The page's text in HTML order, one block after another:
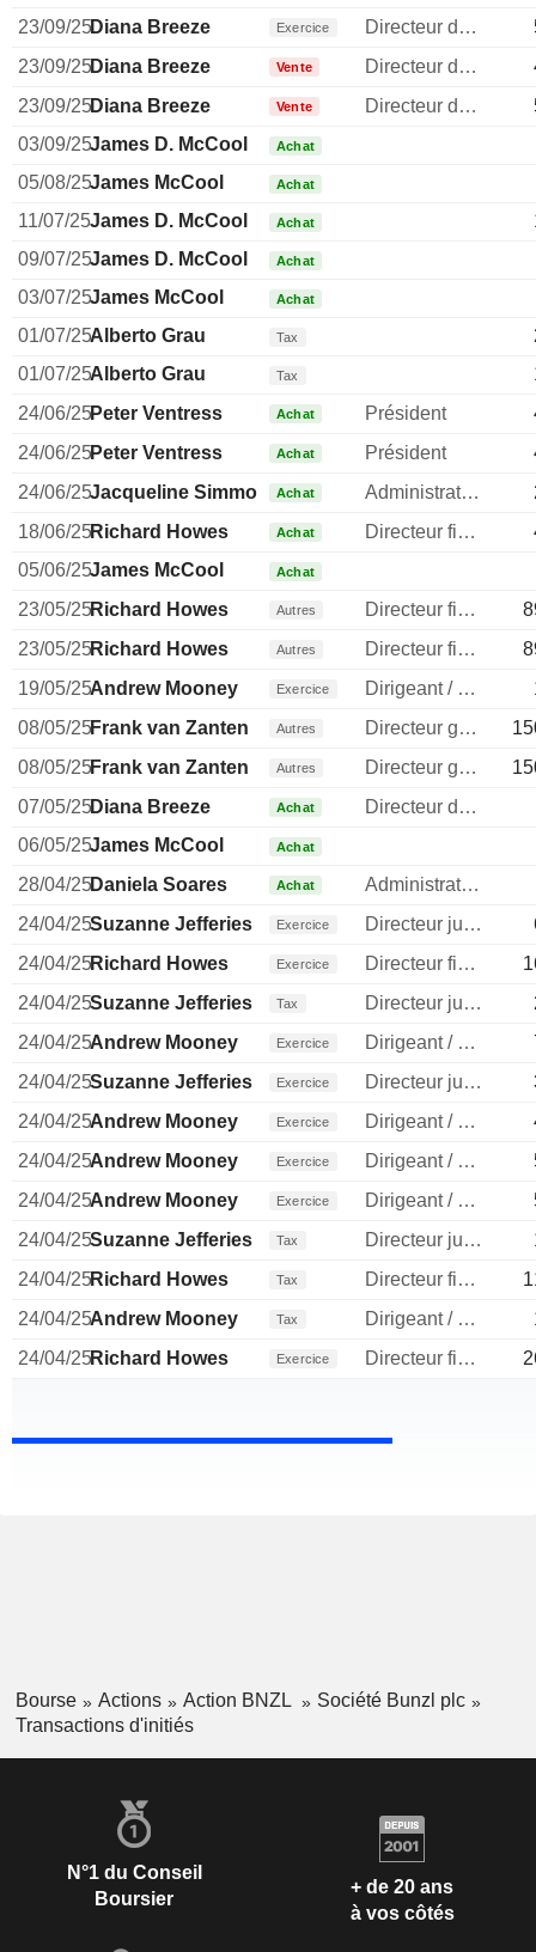
23/09/25Diana Breeze Exercice Directeur des ressources humaines
23/09/25Diana Breeze Vente Directeur des ressources humaines
23/09/25Diana Breeze Vente Directeur des ressources humaines
03/09/25James D. McCool Achat
05/08/25James McCool Achat
11/07/25James D. McCool Achat
09/07/25James D. McCool Achat
03/07/25James McCool Achat
01/07/25Alberto Grau Tax
01/07/25Alberto Grau Tax
24/06/25Peter Ventress Achat Président
24/06/25Peter Ventress Achat Président
24/06/25Jacqueline SimmondsAchat Administrateur
18/06/25Richard Howes Achat Directeur financier
05/06/25James McCool Achat
23/05/25Richard Howes Autres Directeur financier
23/05/25Richard Howes Autres Directeur financier
19/05/25Andrew Mooney Exercice Dirigeant / cadre principal
08/05/25Frank van Zanten Autres Directeur general
08/05/25Frank van Zanten Autres Directeur general
07/05/25Diana Breeze Achat
Directeur des ressources humaines
06/05/25James McCool Achat
28/04/25Daniela Soares Achat
Administrateur
24/04/25Suzanne Jefferies Exercice Directeur juridique
24/04/25Richard Howes Exercice Directeur financier
24/04/25Suzanne Jefferies Tax Directeur juridique
24/04/25Andrew Mooney Exercice Dirigeant / cadre principal
24/04/25Suzanne Jefferies Exercice Directeur juridique
24/04/25Andrew Mooney Exercice Dirigeant / cadre principal
24/04/25Andrew Mooney Exercice Dirigeant / cadre principal
24/04/25Andrew Mooney Exercice Dirigeant / cadre principal
24/04/25Suzanne Jefferies Tax Directeur juridique
24/04/25Richard Howes Tax Directeur financier
24/04/25Andrew Mooney Tax Dirigeant / cadre principal
24/04/25Richard Howes Exercice Directeur financier
Bourse Actions Action BNZL
Société Bunzl plc
Transactions d'initiés
N°1 du Conseil
Boursier
+ de 20 ans
à vos côtés